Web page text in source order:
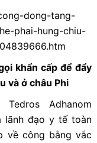
dong-tang-
phai-hung-chiu-
khẩn cấp để đẩy
và ở châu Phi
Adhanom
lãnh đạo y tế toàn
về công bằng vắc